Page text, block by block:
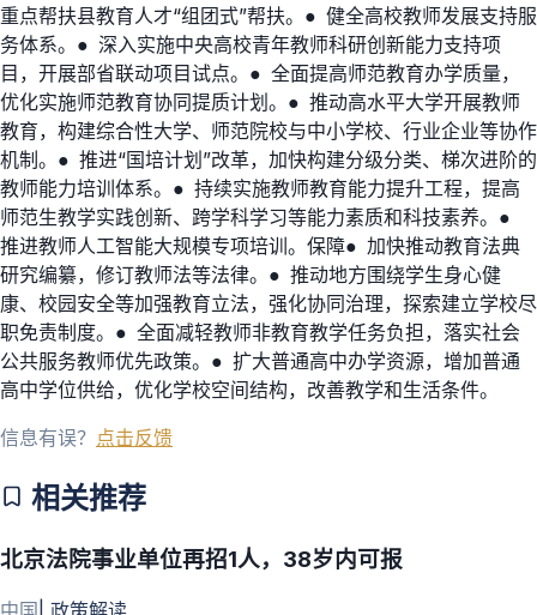
重点帮扶县教育人才“组团式”帮扶。● 健全高校教师发展支持服
务体系。● 深入实施中央高校青年教师科研创新能力支持项
目，开展部省联动项目试点。● 全面提高师范教育办学质量，
优化实施师范教育协同提质计划。● 推动高水平大学开展教师
教育，构建综合性大学、师范院校与中小学校、行业企业等协作
机制。● 推进“国培计划”改革，加快构建分级分类、梯次进阶的
教师能力培训体系。● 持续实施教师教育能力提升工程，提高
师范生教学实践创新、跨学科学习等能力素质和科技素养。●
推进教师人工智能大规模专项培训。保障● 加快推动教育法典
研究编纂，修订教师法等法律。● 推动地方围绕学生身心健
康、校园安全等加强教育立法，强化协同治理，探索建立学校尽
职免责制度。● 全面减轻教师非教育教学任务负担，落实社会
公共服务教师优先政策。● 扩大普通高中办学资源，增加普通
高中学位供给，优化学校空间结构，改善教学和生活条件。
信息有误？ 点击反馈
相关推荐
北京法院事业单位再招1人，38岁内可报